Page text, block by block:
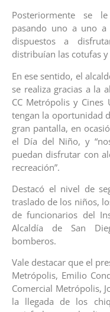
Posteriormente se
pasando uno a uno
dispuestos a
distribuían las cotufas y
En ese sentido, el
se realiza gracias a la
CC Metrópolis y
tengan la oportunidad
gran pantalla, en
el Día del Niño, y
puedan disfrutar con
recreación”.
Destacó el nivel de
traslado de los niños,
de funcionarios del
Alcaldía de San
bomberos.
Vale destacar que el
Metrópolis, Emilio
Comercial Metrópolis,
la llegada de los